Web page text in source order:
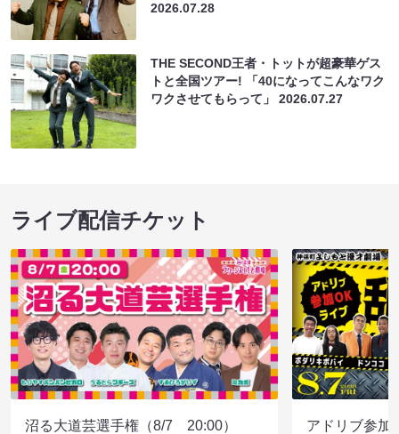
2026.07.28
THE SECOND王者・トットが超豪華ゲス
トと全国ツアー! 「40になってこんなワク
ワクさせてもらって」2026.07.27
ライブ配信チケット
沼る大道芸選手権（8/7 20:00）
アドリブ参加